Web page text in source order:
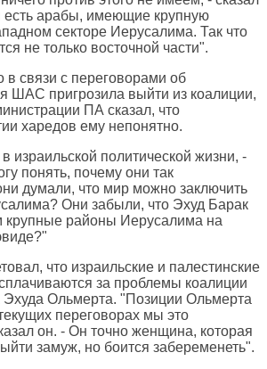
есть арабы, имеющие крупную
секторе Иерусалима. Так что
не только восточной части".
в связи с переговорами об
ШАС пригрозила выйти из коалиции,
ПА сказал, что
харедов ему непонятно.
израильской политической жизни, -
понять, почему они так
думали, что мир можно заключить
Они забыли, что Эхуд Барак
крупные районы Иерусалима на
что израильские и палестинские
за проблемы коалиции
Эхуда Ольмерта. "Позиции Ольмерта
переговорах мы это
он. - Он точно женщина, которая
замуж, но боится забеременеть".